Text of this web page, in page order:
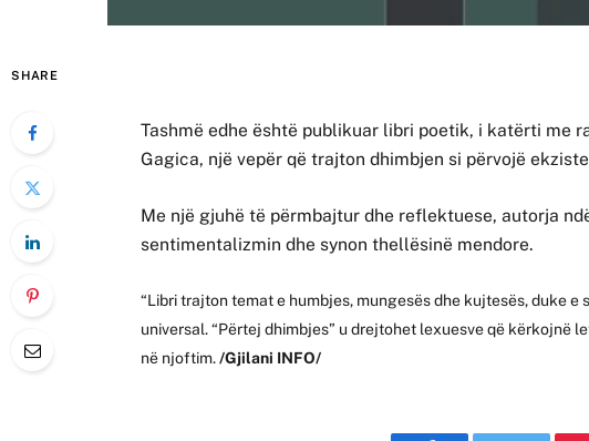
SHARE
Tashmë edhe është publikuar libri poetik, i katërti me
Gagica, një vepër që trajton dhimbjen si përvojë
Me një gjuhë të përmbajtur dhe reflektuese, autorja
sentimentalizmin dhe synon thellësinë mendore.
“Libri trajton temat e humbjes, mungesës dhe kujtesës, duke
universal. “Përtej dhimbjes” u drejtohet lexuesve që kërkojnë
në njoftim./Gjilani INFO/